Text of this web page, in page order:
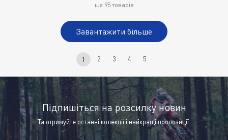
ще 95 товарів
Завантажити більше
1 2 3 4 5
Підпишіться на розсилку новин
Та отримуйте останні колекції і найкращі пропозиції.